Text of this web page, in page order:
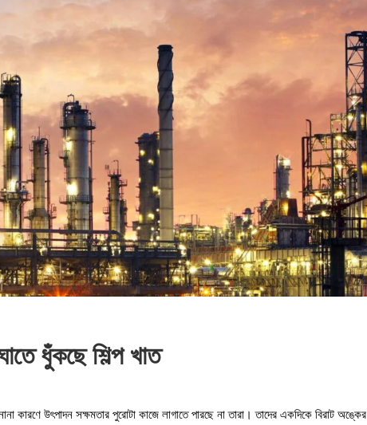
ধুঁকছে শিল্প খাত
উৎপাদন সক্ষমতার পুরোটা কাজে লাগাতে পারছে না তারা। তাদের একদিকে বিরাট অঙ্কের